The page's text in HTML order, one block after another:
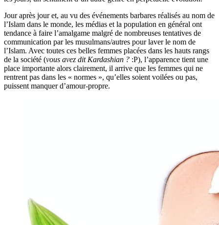
Jour après jour et, au vu des événements barbares réalisés au nom de
l’Islam dans le monde, les médias et la population en général ont
tendance à faire l’amalgame malgré de nombreuses tentatives de
communication par les musulmans/autres pour laver le nom de
l’Islam. Avec toutes ces belles femmes placées dans les hauts rangs
de la société (vous avez dit Kardashian ? :P), l’apparence tient une
place importante alors clairement, il arrive que les femmes qui ne
rentrent pas dans les « normes », qu’elles soient voilées ou pas,
puissent manquer d’amour-propre.